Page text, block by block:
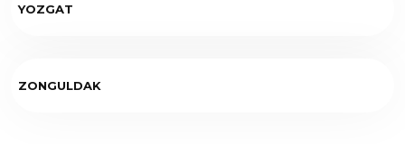
YOZGAT
ZONGULDAK